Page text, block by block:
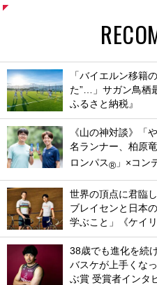
「バイエルン移籍
た”…」サガン鳥栖
ふるさと納税』
《山の神対談》「
名ランナー、柏原
ロンパス® 」×コン
世界の頂点に君臨
ブレイセンと日本
学ぶこと」《ケイ
38歳でも進化を続
バスケが上手くな
ぶ賞 受賞者インタ